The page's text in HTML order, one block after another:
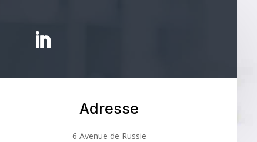
Adresse
6 Avenue de Russie